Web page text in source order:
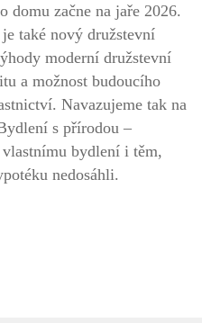
domu začne na jaře 2026.
také nový družstevní
moderní družstevní
a možnost budoucího
Navazujeme tak na
s přírodou –
bydlení i těm,
nedosáhli.